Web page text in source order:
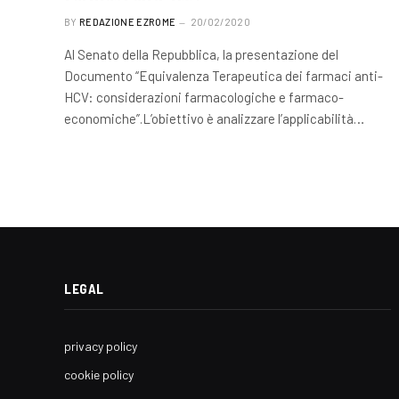
BY REDAZIONE EZROME 20/02/2020
Al Senato della Repubblica, la presentazione del
Documento “Equivalenza Terapeutica dei farmaci anti-
HCV: considerazioni farmacologiche e farmaco-
economiche”.L’obiettivo è analizzare l’applicabilità…
LEGAL
privacy policy
cookie policy